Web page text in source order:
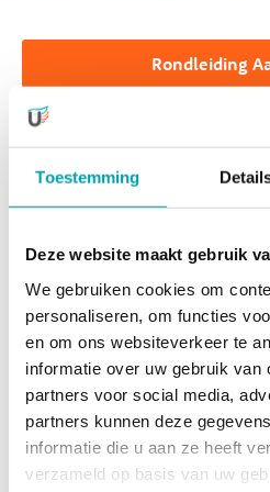
Toestemming
Deze website maakt gebruik
We gebruiken cookies om
personaliseren, om functies
en om ons websiteverkeer te
informatie over uw gebruik van
partners voor social media,
partners kunnen deze
informatie die u aan ze heeft
verzameld op basis van uw
Rondleiding
Onze peuters worden volop
ontwikkelen. Dat ontwikkelen
Natuurlijk onder de liefdevolle
Ontwikkeling
Wij stimuleren de ontwikkeling
het aanbieden van activiteiten
Met een mooie balans tussen
activiteiten, zowel binnen als
ontzettend leuk. De kinderen